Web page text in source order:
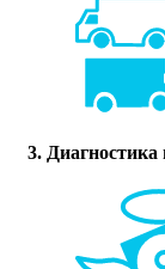
3. Диагностика